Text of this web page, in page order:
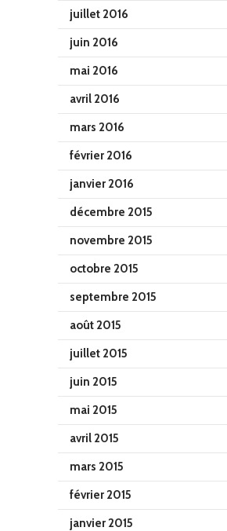
juillet 2016
juin 2016
mai 2016
avril 2016
mars 2016
février 2016
janvier 2016
décembre 2015
novembre 2015
octobre 2015
septembre 2015
août 2015
juillet 2015
juin 2015
mai 2015
avril 2015
mars 2015
février 2015
janvier 2015